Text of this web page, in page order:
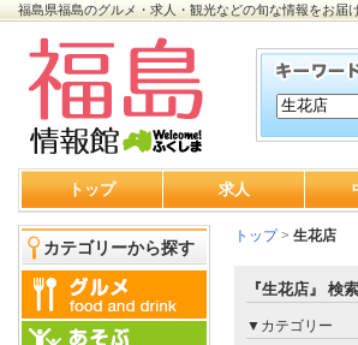
福島県福島のグルメ・求人・観光などの旬な情報をお届
トップ 求人
カテゴリーから探す
トップ> 生花店
『生花店』
▼カテゴリー